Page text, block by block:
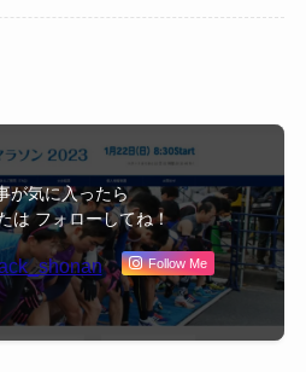
が気に入ったら
は フォローしてね！
Follow Me